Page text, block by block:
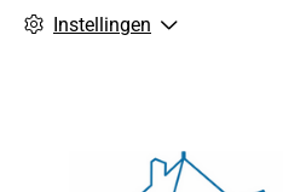
Instellingen